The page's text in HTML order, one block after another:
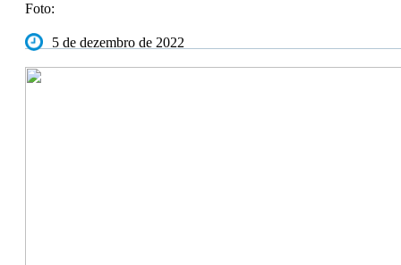
Foto:
5 de dezembro de 2022